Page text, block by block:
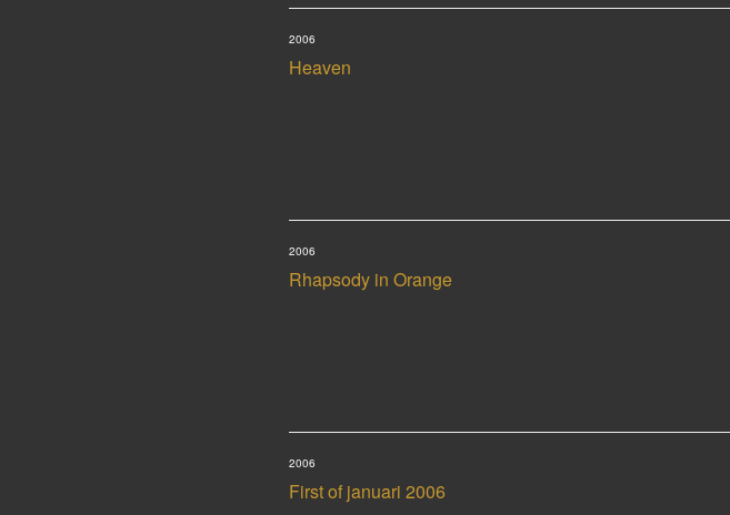
Heaven
2006
Rhapsody in Orange
2006
First of januari 2006
2006